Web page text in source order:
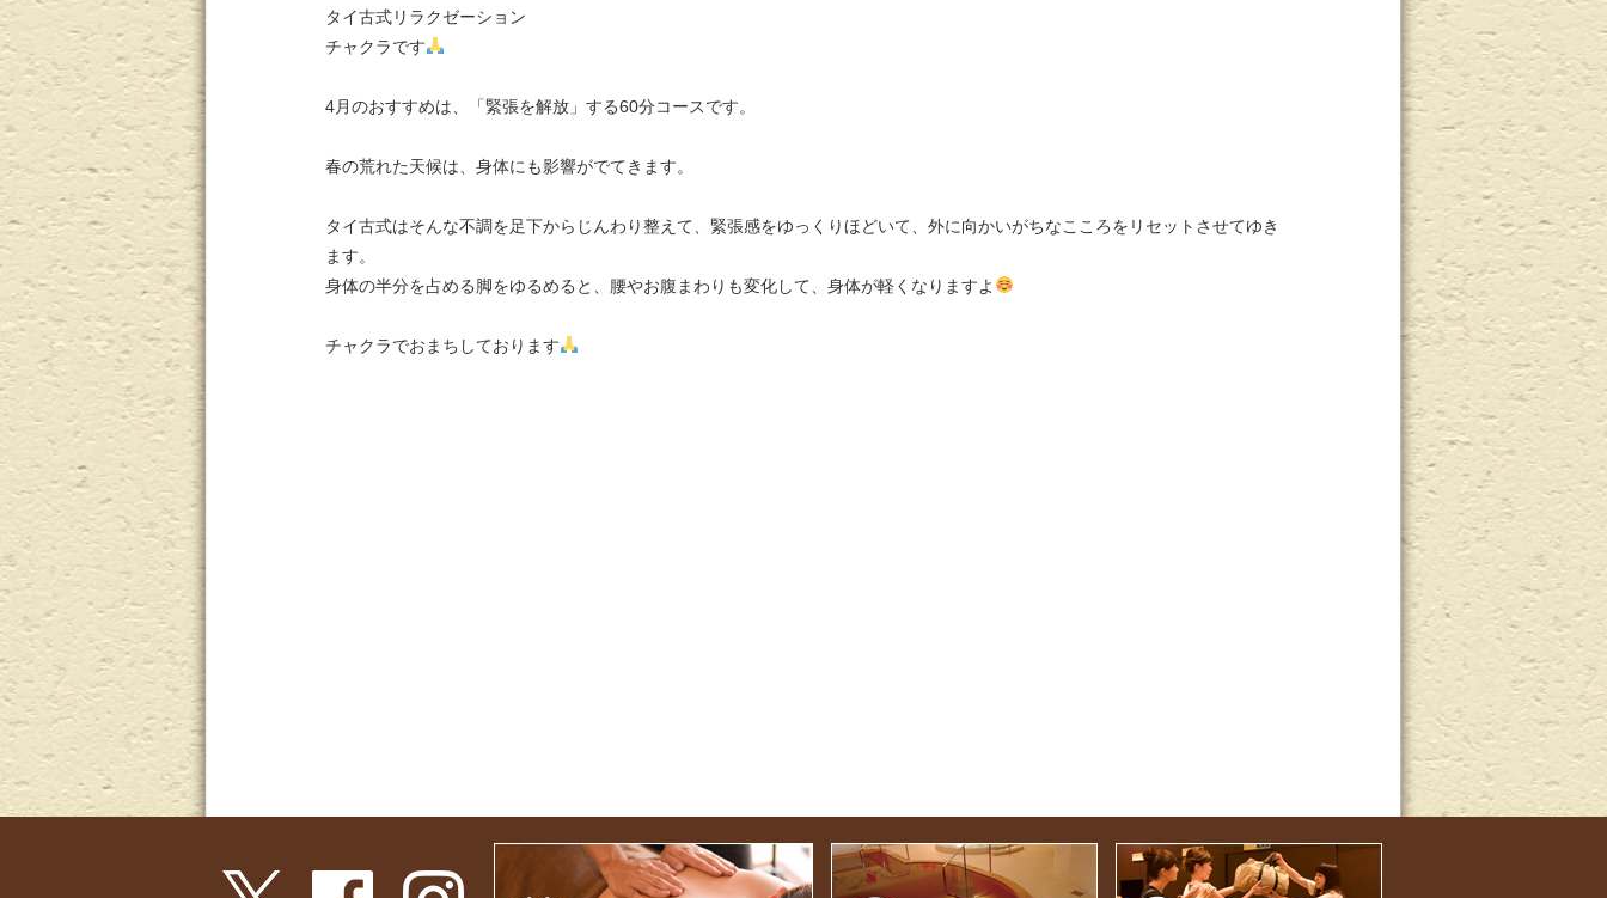
タイ古式リラクゼーション
チャクラです
4月のおすすめは、「緊張を解放」する60分コースです。
春の荒れた天候は、身体にも影響がでてきます。
タイ古式はそんな不調を足下からじんわり整えて、緊張感をゆっくりほどいて、外に向かいがちなこころをリセットさせてゆき
ます。
身体の半分を占める脚をゆるめると、腰やお腹まわりも変化して、身体が軽くなりますよ
チャクラでおまちしております